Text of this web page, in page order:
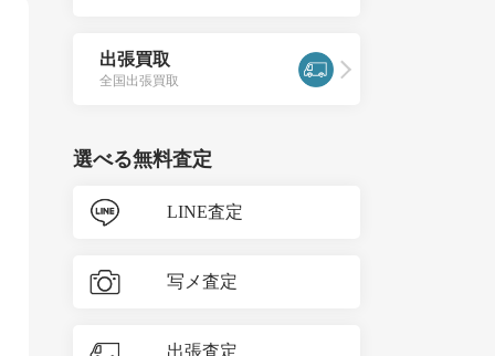
出張買取
全国出張買取
選べる無料査定
LINE査定
写メ査定
出張査定